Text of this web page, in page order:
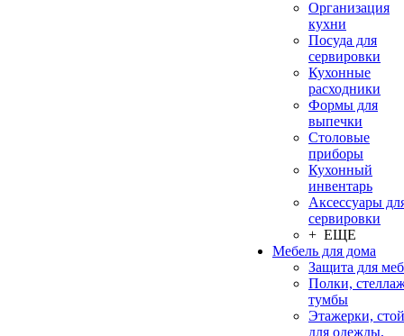
Организация
кухни
Посуда для
сервировки
Кухонные
расходники
Формы для
выпечки
Столовые
приборы
Кухонный
инвентарь
Аксессуары
сервировки
+ ЕЩЕ
Мебель для дома
Защита для
Полки,
тумбы
Этажерки,
для одежды,